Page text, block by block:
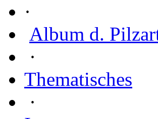
·
Album d.
·
Thematisches
·